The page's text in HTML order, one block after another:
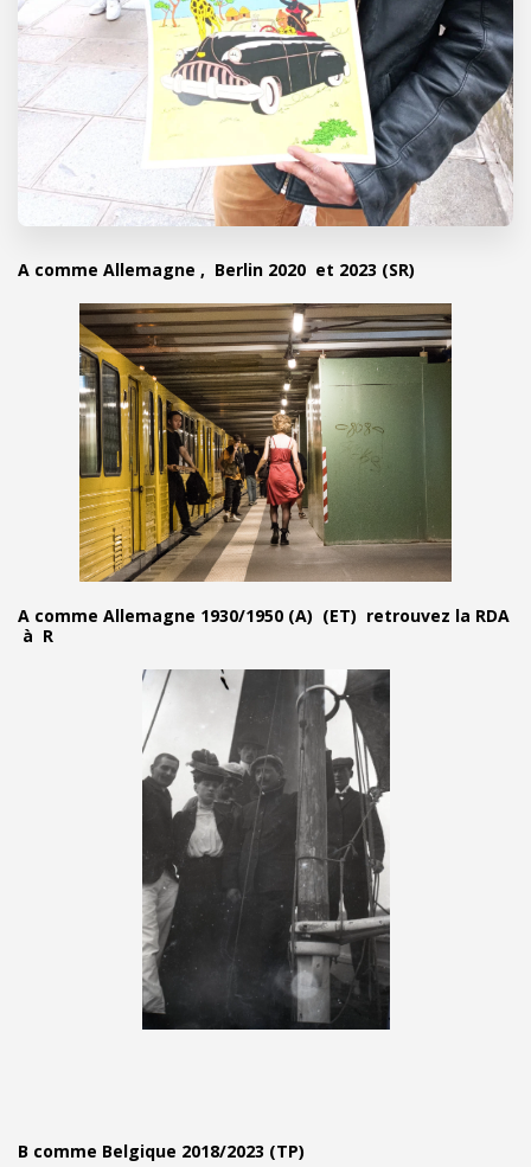
A comme Allemagne , Berlin 2020 et 2023 (SR)
A comme Allemagne 1930/1950 (A) (ET) retrouvez la RDA
à R
B comme Belgique 2018/2023 (TP)